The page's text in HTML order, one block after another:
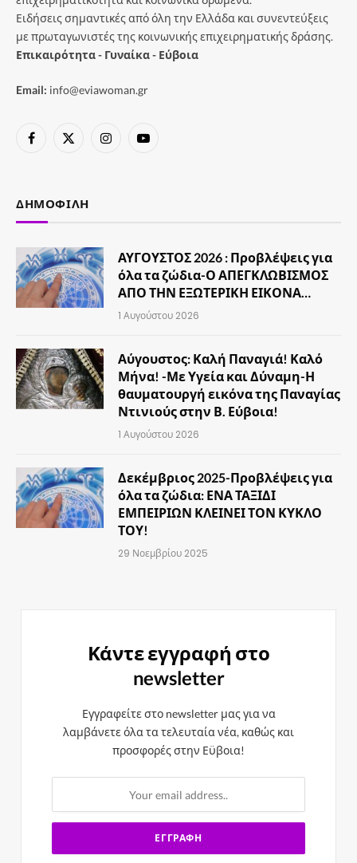
Ειδήσεις σημαντικές από όλη την Ελλάδα και συνεντεύξεις
με πρωταγωνιστές της κοινωνικής επιχειρηματικής δράσης.
Επικαιρότητα - Γυναίκα - Εύβοια
Email: info@eviawoman.gr
Facebook
X
InstagramYouTube
ΔΗΜΟΦΙΛΉ
ΑΥΓΟΥΣΤΟΣ 2026 : Προβλέψεις για
όλα τα ζώδια-Ο ΑΠΕΓΚΛΩΒΙΣΜΟΣ
ΑΠΟ ΤΗΝ ΕΞΩΤΕΡΙΚΗ ΕΙΚΟΝΑ…
1 Αυγούστου 2026
Αύγουστος: Καλή Παναγιά! Καλό
Μήνα! -Με Υγεία και Δύναμη-Η
θαυματουργή εικόνα της Παναγίας
Ντινιούς στην Β. Εύβοια!
1 Αυγούστου 2026
Δεκέμβριος 2025-Προβλέψεις για
όλα τα ζώδια: ΕΝΑ ΤΑΞΙΔΙ
ΕΜΠΕΙΡΙΩΝ ΚΛΕΙΝΕΙ ΤΟΝ ΚΥΚΛΟ
ΤΟΥ!
29 Νοεμβρίου 2025
Κάντε εγγραφή στο
newsletter
Εγγραφείτε στο newsletter μας για να
λαμβάνετε όλα τα τελευταία νέα, καθώς και
προσφορές στην Εϋβοια!